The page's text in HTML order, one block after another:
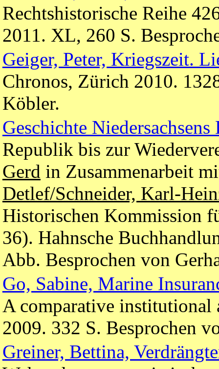
Rechtshistorische Reihe
2011. XL, 260 S.
Geiger, Peter, Kriegszeit.
Chronos, Zürich 2010.
Köbler.
Geschichte Niedersachsens
Republik bis zur
Gerd in Zusammenarbeit
Detlef/Schneider, Karl-
Historischen Kommission
36). Hahnsche
Abb. Besprochen von
Go, Sabine, Marine
A comparative institutional
2009. 332 S. Besprochen
Greiner, Bettina,